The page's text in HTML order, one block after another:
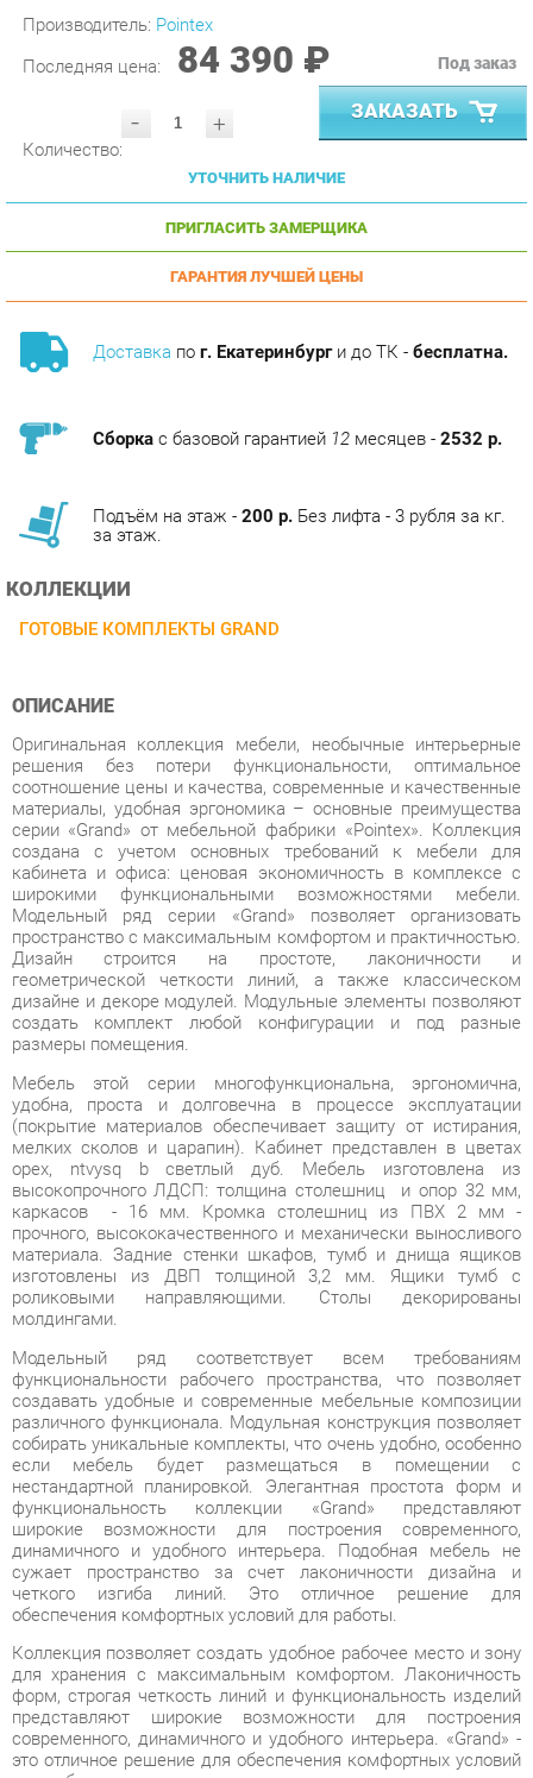
Последняя цена: 84 390 ₽
- ЗАКАЗАТЬ
УТОЧНИТЬ НАЛИЧИЕ
ПРИГЛАСИТЬ ЗАМЕРЩИКА
ГАРАНТИЯ ЛУЧШЕЙ ЦЕНЫ
Доставкапог. Екатеринбурги до ТК -бесплатна.
КОЛЛЕКЦИИ
ОПИСАНИЕ
решения без потери функциональности, оптимальное
материалы, удобная эргономика – основные преимущества
серии «Grand» от мебельной фабрики «Pointex». Коллекция
создана с учетом основных требований к мебели для
кабинета и офиса: ценовая экономичность в комплексе с
широкими функциональными возможностями мебели.
Модельный ряд серии «Grand» позволяет организовать
пространство с максимальным комфортом и практичностью.
Дизайн строится на простоте, лаконичности и
геометрической четкости линий, а также классическом
дизайне и декоре модулей. Модульные элементы позволяют
создать комплект любой конфигурации и под разные
размеры помещения.
Мебель этой серии многофункциональна, эргономична,
удобна, проста и долговечна в процессе эксплуатации
(покрытие материалов обеспечивает защиту от истирания,
орех, ntvysq b светлый дуб. Мебель изготовлена из
высокопрочного ЛДСП: толщина столешниц и опор 32 мм,
каркасов - 16 мм. Кромка столешниц из ПВХ 2 мм -
прочного, высококачественного и механически выносливого
материала. Задние стенки шкафов, тумб и днища ящиков
изготовлены из ДВП толщиной 3,2 мм. Ящики тумб с
роликовыми направляющими. Столы декорированы
молдингами.
Модельный ряд соответствует всем требованиям
функциональности рабочего пространства, что позволяет
создавать удобные и современные мебельные композиции
различного функционала. Модульная конструкция позволяет
собирать уникальные комплекты, что очень удобно, особенно
если мебель будет размещаться в помещении с
нестандартной планировкой. Элегантная простота форм и
функциональность коллекции «Grand» представляют
широкие возможности для построения современного,
динамичного и удобного интерьера. Подобная мебель не
сужает пространство за счет лаконичности дизайна и
четкого изгиба линий. Это отличное решение для
обеспечения комфортных условий для работы.
Коллекция позволяет создать удобное рабочее место и зону
для хранения с максимальным комфортом. Лаконичность
форм, строгая четкость линий и функциональность изделий
представляют широкие возможности для построения
это отличное решение для обеспечения комфортных условий
для работы, а также современное и качественное оснащение
для офиса в формате «open-space», переговорной зоны и
отдельного кабинета, позволяющее оптимизировать
пространство без ущерба для функциональности и удобства.
Широкая база элементов позволит создать полноценный